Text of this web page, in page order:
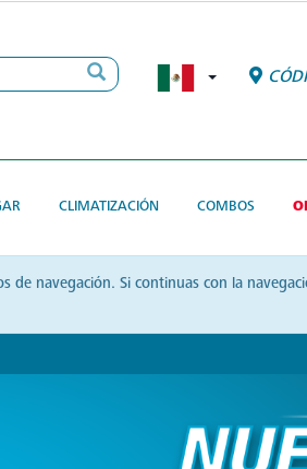
CLIMATIZACIÓN COMBOS
navegación. Si continuas con la